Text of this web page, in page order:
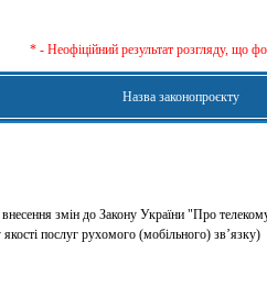
* - Неофіційний результат розгляду, що
Назва законопроєкту
змін до Закону України "Про
послуг рухомого (мобільного) зв’язку)